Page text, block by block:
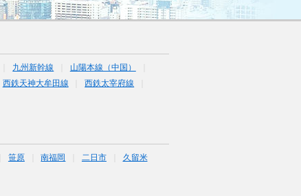
九州新幹線
山陽本線（中国）
西鉄天神大牟田線
西鉄太宰府線
笹原 南福岡 二日市 久留米